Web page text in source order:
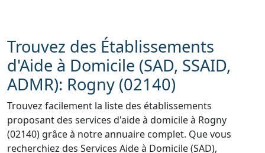
Trouvez des Établissements
d'Aide à Domicile (SAD, SSAID,
ADMR): Rogny (02140)
Trouvez facilement la liste des établissements
proposant des services d'aide à domicile à Rogny
(02140) grâce à notre annuaire complet. Que vous
recherchiez des Services Aide à Domicile (SAD),